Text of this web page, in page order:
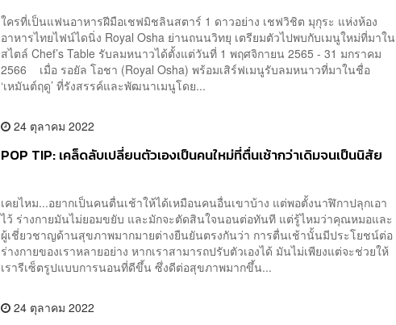
ใครที่เป็นแฟนอาหารฝีมือเชฟมิชลินสตาร์ 1 ดาวอย่าง เชฟวิชิต มุกุระ แห่งห้อง
อาหารไทยไฟน์ไดนิ่ง Royal Osha ย่านถนนวิทยุ เตรียมตัวไปพบกับเมนูใหม่ที่มาใน
สไตล์ Chef’s Table รับลมหนาวได้ตั้งแต่วันที่ 1 พฤศจิกายน 2565 - 31 มกราคม
2566 เมื่อ รอยัล โอชา (Royal Osha) พร้อมเสิร์ฟเมนูรับลมหนาวที่มาในชื่อ
‘เหมันต์ฤดู’ ที่รังสรรค์และพัฒนาเมนูโดย...
24 ตุลาคม 2022
POP TIP: เคล็ดลับเปลี่ยนตัวเองเป็นคนใหม่ที่ตื่นเช้ากว่าเดิมจนเป็นนิสัย
เคยไหม...อยากเป็นคนตื่นเช้าให้ได้เหมือนคนอื่นเขาบ้าง แต่พอตั้งนาฬิกาปลุกเอา
ไว้ ร่างกายมันไม่ยอมขยับ และมักจะตัดสินใจนอนต่อทันที แต่รู้ไหมว่าคุณหมอและ
ผู้เชี่ยวชาญด้านสุขภาพมากมายต่างยืนยันตรงกันว่า การตื่นเช้านั้นมีประโยชน์ต่อ
ร่างกายของเราหลายอย่าง หากเราสามารถปรับตัวเองได้ มันไม่เพียงแต่จะช่วยให้
เรารีเซ็ตรูปแบบการนอนที่ดีขึ้น ซึ่งดีต่อสุขภาพมากขึ้น...
24 ตุลาคม 2022